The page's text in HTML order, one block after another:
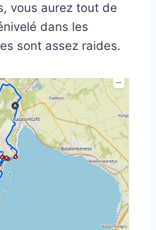
vous aurez tout de
dans les
sont assez raides.